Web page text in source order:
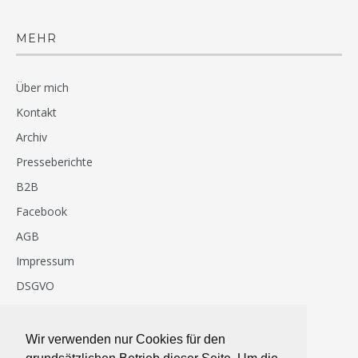
Wir verwenden nur Cookies für den
MEHR
Über mich
Kontakt
Archiv
Presseberichte
B2B
Facebook
AGB
Impressum
DSGVO